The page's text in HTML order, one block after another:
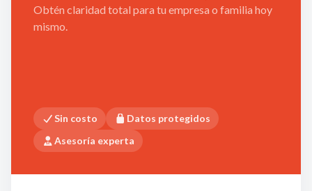
Obtén claridad total para tu empresa o familia hoy
mismo.
Sin costo
Datos protegidos
Asesoría experta